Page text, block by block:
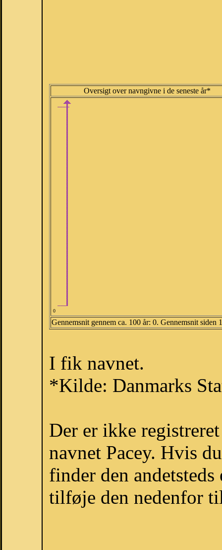
Oversigt over navngivne i de seneste år*
0
Gennemsnit gennem ca. 100 år: 0. Gennemsnit siden
I fik navnet.
*Kilde: Danmarks
Der er ikke
navnet Pacey. Hvis
finder den
tilføje den nedenfor